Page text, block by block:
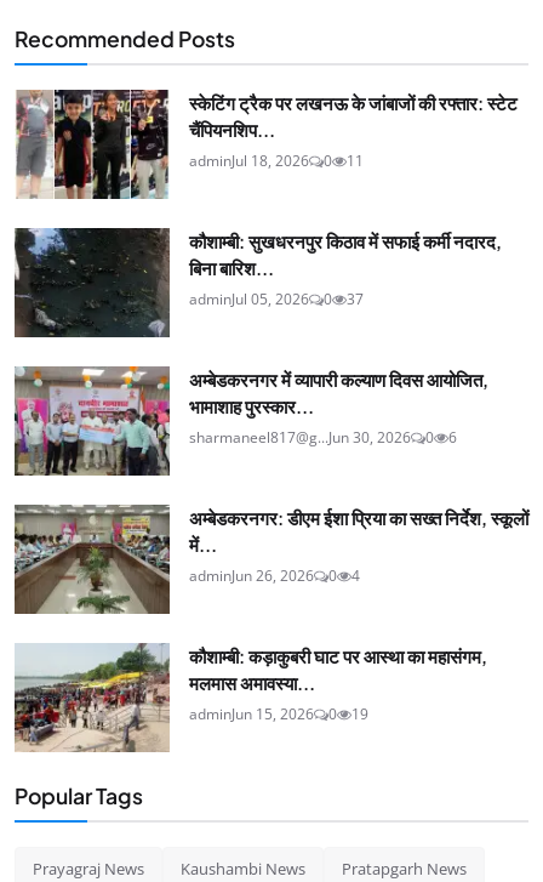
Recommended Posts
स्केटिंग ट्रैक पर लखनऊ के जांबाजों की रफ्तार: स्टेट
चैंपियनशिप...
adminJul 18, 2026 0 11
कौशाम्बी: सुखधरनपुर किठाव में सफाई कर्मी नदारद,
बिना बारिश...
adminJul 05, 2026 0 37
अम्बेडकरनगर में व्यापारी कल्याण दिवस आयोजित,
भामाशाह पुरस्कार...
sharmaneel817@g...Jun 30, 2026 0 6
अम्बेडकरनगर: डीएम ईशा प्रिया का सख्त निर्देश, स्कूलों
में...
adminJun 26, 2026 0 4
कौशाम्बी: कड़ाकुबरी घाट पर आस्था का महासंगम,
मलमास अमावस्या...
adminJun 15, 2026 0 19
Popular Tags
Prayagraj News Kaushambi News Pratapgarh News